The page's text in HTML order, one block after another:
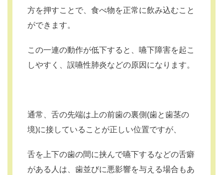
方を押すことで、食べ物を正常に飲み込むこと
ができます。
この一連の動作が低下すると、嚥下障害を起こ
しやすく、誤嚥性肺炎などの原因になります。
通常、舌の先端は上の前歯の裏側(歯と歯茎の
境)に接していることが正しい位置ですが、
舌を上下の歯の間に挟んで嚥下するなどの舌癖
がある人は、歯並びに悪影響を与える場合もあ